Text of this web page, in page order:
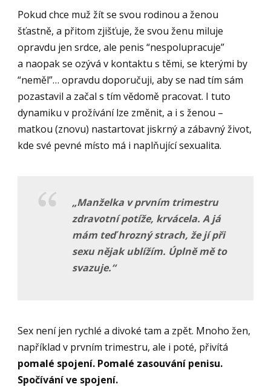
Pokud chce muž žít se svou rodinou a ženou
šťastně, a přitom zjišťuje, že svou ženu miluje
opravdu jen srdce, ale penis “nespolupracuje”
a naopak se ozývá v kontaktu s těmi, se kterými by
“neměl”… opravdu doporučuji, aby se nad tím sám
pozastavil a začal s tím vědomě pracovat. I tuto
dynamiku v prožívání lze změnit, a i s ženou –
matkou (znovu) nastartovat jiskrný a zábavný život,
kde své pevné místo má i naplňující sexualita.
„Manželka v prvním trimestru
zdravotní potíže, krvácela. A já
mám teď hrozný strach, že jí při
sexu nějak ublížím. Úplně mě to
svazuje.“
Sex není jen rychlé a divoké tam a zpět. Mnoho žen,
například v prvním trimestru, ale i poté, přivítá
pomalé spojení. Pomalé zasouvání penisu.
Spočívání ve spojení.